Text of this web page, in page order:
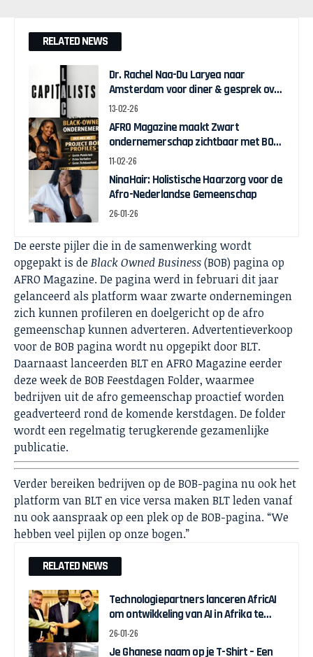
RELATED NEWS
Dr. Rachel Naa-Du Laryea naar
Amsterdam voor diner & gesprek over
Black Economic Empowerment
13-02-26
AFRO Magazine maakt Zwart
ondernemerschap zichtbaar met BOB
Profiles
11-02-26
NinaHair: Holistische Haarzorg voor de
Afro-Nederlandse Gemeenschap
26-01-26
De eerste pijler die in de samenwerking wordt
opgepakt is deBlack Owned Business(BOB) pagina op
AFRO Magazine. De pagina werd in februari dit jaar
gelanceerd als platform waar zwarte ondernemingen
zich kunnen profileren en doelgericht op de afro
gemeenschap kunnen adverteren. Advertentieverkoop
voor de BOB pagina wordt nu opgepikt door BLT.
Daarnaast lanceerden BLT en AFRO Magazine eerder
deze week de BOB Feestdagen Folder, waarmee
bedrijven uit de afro gemeenschap proactief worden
geadverteerd rond de komende kerstdagen. De folder
wordt een regelmatig terugkerende gezamenlijke
publicatie.
Verder bereiken bedrijven op de BOB-pagina nu ook het
platform van BLT en vice versa maken BLT leden vanaf
nu ook aanspraak op een plek op de BOB-pagina. “We
hebben veel pijlen op onze bogen.”
RELATED NEWS
Technologiepartners lanceren AfricAI
om ontwikkeling van AI in Afrika te
bevorderen
26-01-26
Je Ghanese naam op je T-Shirt – Een